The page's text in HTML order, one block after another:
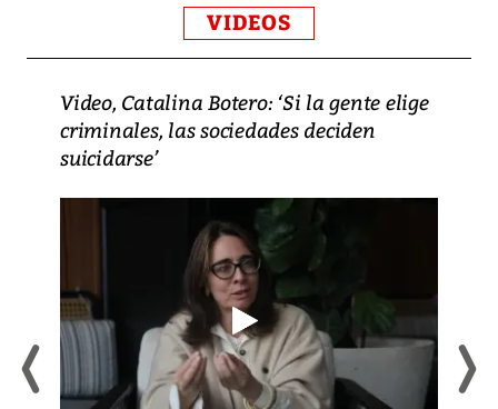
VIDEOS
Video, Catalina Botero: ‘Si la gente elige
criminales, las sociedades deciden
suicidarse’